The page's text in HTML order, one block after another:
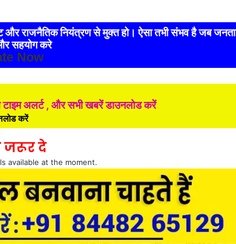
और राजनैतिक नियंत्रण से मुक्त हो। ऐसा तभी संभव है जब जनता
सहयोग करे
Now
टाइम अलर्ट , और सभी खबरें डाउनलोड करें
करें
जरूर दे
available at the moment.